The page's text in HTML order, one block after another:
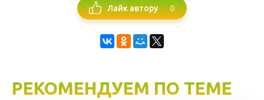
Лайк автору 0
РЕКОМЕНДУЕМ ПО ТЕМЕ